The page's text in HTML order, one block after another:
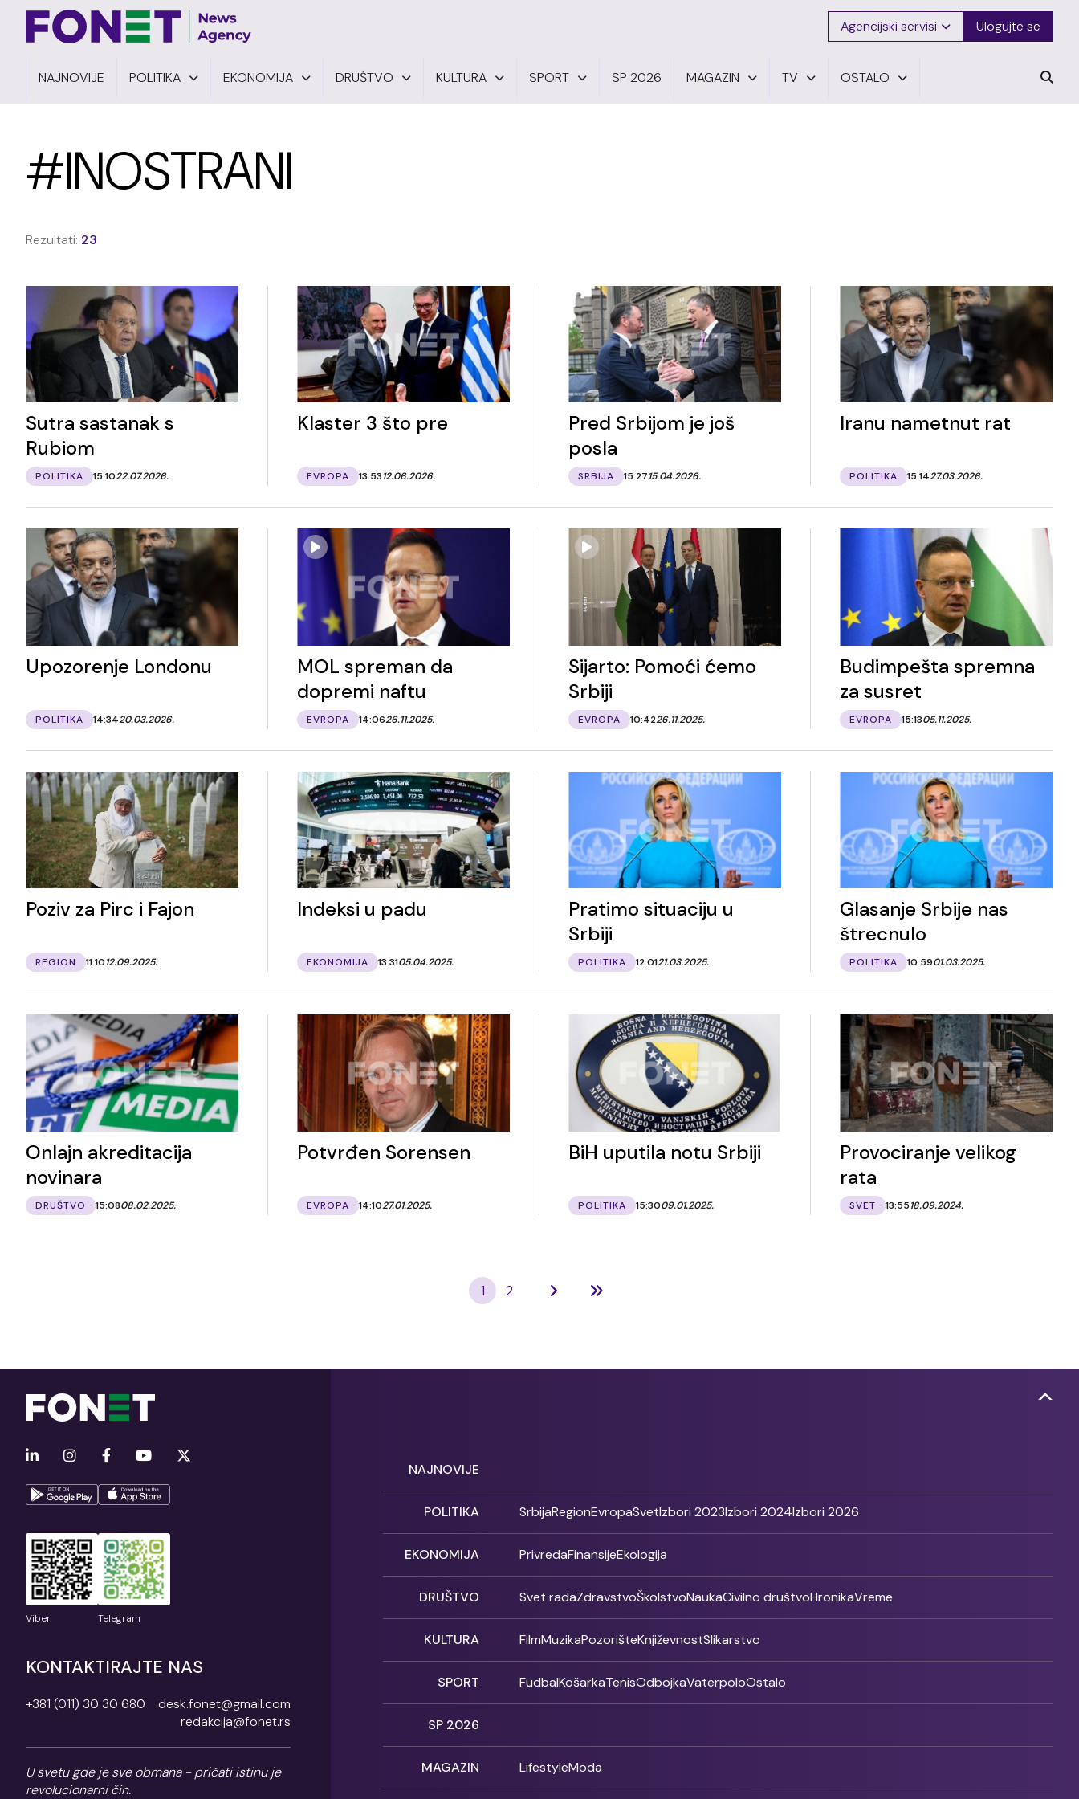
Agencijski servisi Ulogujte se
NAJNOVIJE POLITIKA EKONOMIJA DRUŠTVO KULTURA SPORT SP 2026 MAGAZIN TV OSTALO
#INOSTRANI
Rezultati: 23
Sutra sastanak s
Rubiom
POLITIKA 15:1022.07.2026.
Klaster 3 što pre
EVROPA 13:5312.06.2026.
Pred Srbijom je još
posla
SRBIJA 15:2715.04.2026.
Iranu nametnut rat
POLITIKA 15:1427.03.2026.
Upozorenje Londonu
POLITIKA 14:3420.03.2026.
MOL spreman da
dopremi naftu
EVROPA 14:0626.11.2025.
Sijarto: Pomoći ćemo
Srbiji
EVROPA 10:4226.11.2025.
Budimpešta spremna
za susret
EVROPA 15:1305.11.2025.
Poziv za Pirc i Fajon
REGION 11:1012.09.2025.
Indeksi u padu
EKONOMIJA 13:3105.04.2025.
Pratimo situaciju u
Srbiji
POLITIKA 12:0121.03.2025.
Glasanje Srbije nas
štrecnulo
POLITIKA 10:5901.03.2025.
Onlajn akreditacija
novinara
DRUŠTVO 15:0808.02.2025.
Potvrđen Sorensen
EVROPA 14:1027.01.2025.
BiH uputila notu Srbiji
POLITIKA 15:3009.01.2025.
Provociranje velikog
rata
SVET 13:5518.09.2024.
1 2
Viber Telegram
KONTAKTIRAJTE NAS
+381 (011) 30 30 680
desk.fonet@gmail.com
redakcija@fonet.rs
U svetu gde je sve obmana - pričati istinu je
revolucionarni čin.
NAJNOVIJE
POLITIKA SrbijaRegionEvropaSvetIzbori 2023Izbori 2024Izbori 2026
EKONOMIJA PrivredaFinansijeEkologija
DRUŠTVO Svet radaZdravstvoŠkolstvoNaukaCivilno društvoHronikaVreme
KULTURA FilmMuzikaPozorišteKnjiževnostSlikarstvo
SPORT FudbalKošarkaTenisOdbojkaVaterpoloOstalo
SP 2026
MAGAZIN LifestyleModa